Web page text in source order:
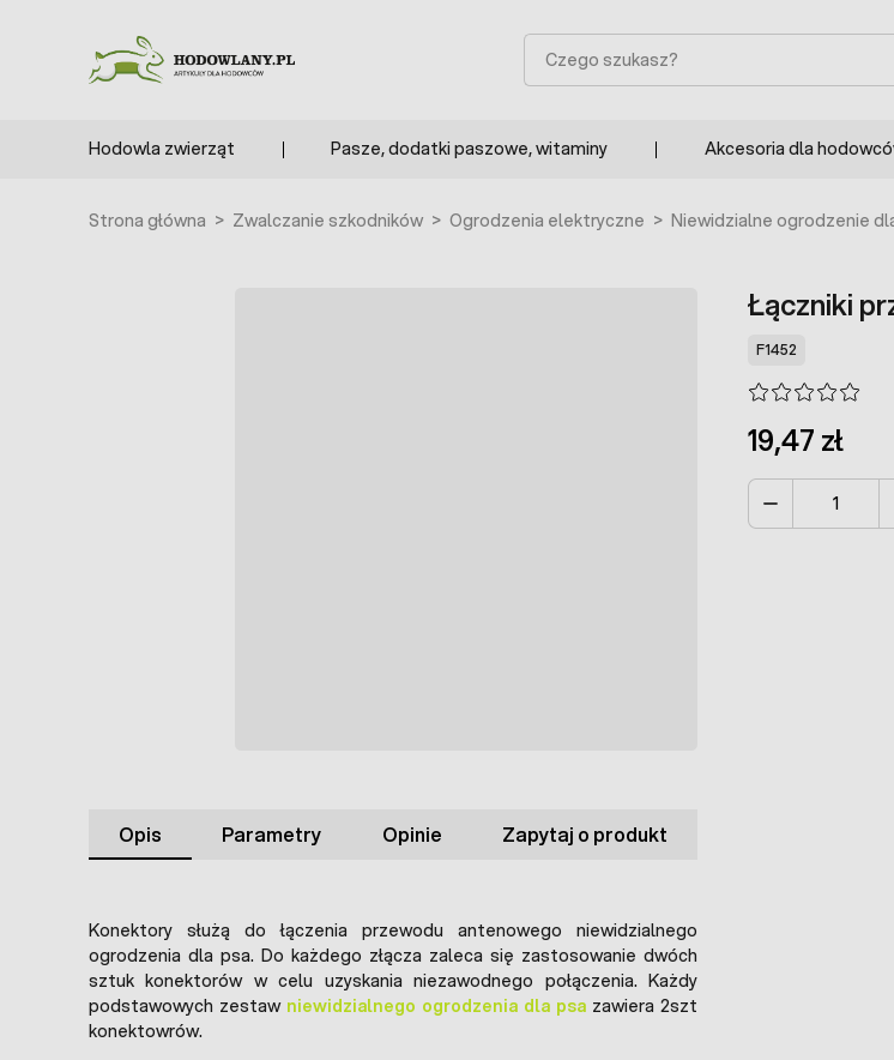
Szukaj
Hodowla zwierząt Pasze, dodatki paszowe, witaminy Akcesoria dla
Strona główna > Zwalczanie szkodników > Ogrodzenia elektryczne > Niewidzialne ogrodzenie
Łączniki
F1452
19,47 zł
Opis Parametry Opinie Zapytaj o produkt
Konektory służą do łączenia przewodu antenowego niewidzialnego
ogrodzenia dla psa. Do każdego złącza zaleca się zastosowanie dwóch
sztuk konektorów w celu uzyskania niezawodnego połączenia. Każdy
podstawowych zestaw niewidzialnego ogrodzenia dla psa zawiera 2szt
konektowrów.